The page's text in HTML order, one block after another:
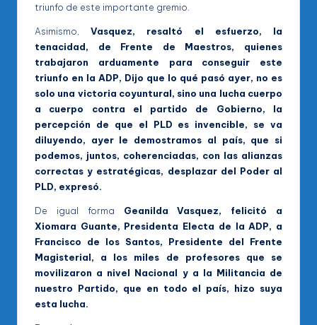
triunfo de este importante gremio.
Asimismo,Vasquez, resaltó el esfuerzo, la
tenacidad, de Frente de Maestros, quienes
trabajaron arduamente para conseguir este
triunfo en la ADP, Dijo que lo qué pasó ayer, no es
solo una victoria coyuntural, sino una lucha cuerpo
a cuerpo contra el partido de Gobierno, la
percepción de que el PLD es invencible, se va
diluyendo, ayer le demostramos al país, que si
podemos, juntos, coherenciadas, con las alianzas
correctas y estratégicas, desplazar del Poder al
PLD, expresó.
De igual forma Geanilda Vasquez, felicitó a
Xiomara Guante, Presidenta Electa de la ADP, a
Francisco de los Santos, Presidente del Frente
Magisterial, a los miles de profesores que se
movilizaron a nivel Nacional y a la Militancia de
nuestro Partido, que en todo el país, hizo suya
esta lucha.